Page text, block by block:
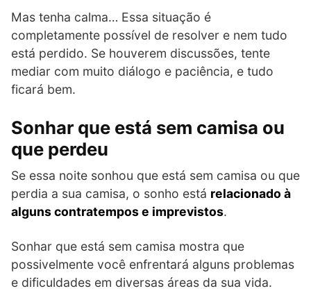
Mas tenha calma… Essa situação é
completamente possível de resolver e nem tudo
está perdido. Se houverem discussões, tente
mediar com muito diálogo e paciência, e tudo
ficará bem.
Sonhar que está sem camisa ou
que perdeu
Se essa noite sonhou que está sem camisa ou que
perdia a sua camisa, o sonho está relacionado à
alguns contratempos e imprevistos.
Sonhar que está sem camisa mostra que
possivelmente você enfrentará alguns problemas
e dificuldades em diversas áreas da sua vida.